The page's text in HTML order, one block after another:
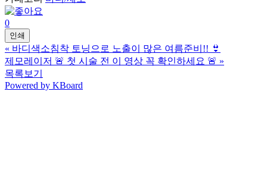
0
인쇄
« 바디색소침착 토닝으로 노출이 많은 여름준비!! 👙
제모레이저 🚨 첫 시술 전 이 영상 꼭 확인하세요 🚨 »
목록보기
Powered by KBoard